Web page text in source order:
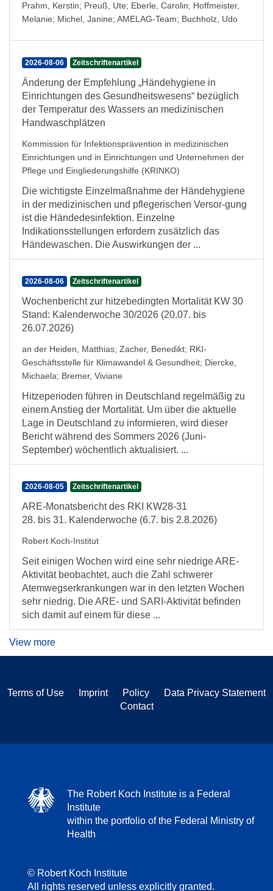
Prahm, Kerstin; Preuß, Ute; Eberle, Carolin; Hoffmeister,
Melanie; Michel, Janine; AMELAG-Team; Buchholz, Udo
2026-08-06 Zeitschriftenartikel
Änderung der Empfehlung „Händehygiene in
Einrichtungen des Gesundheitswesens“ bezüglich
der Temperatur des Wassers an medizinischen
Handwaschplätzen
Kommission für Infektionsprävention in medizinischen
Einrichtungen und in Einrichtungen und Unternehmen der
Pflege und Eingliederungshilfe (KRINKO)
Die wichtigste Einzelmaßnahme der Händehygiene
in der medizinischen und pflegerischen Versor-gung
ist die Händedesinfektion. Einzelne
Indikationsstellungen erfordern zusätzlich das
Händewaschen. Die Auswirkungen der ...
2026-08-06 Zeitschriftenartikel
Wochenbericht zur hitzebedingten Mortalität KW 30
Stand: Kalenderwoche 30/2026 (20.07. bis
26.07.2026)
an der Heiden, Matthias; Zacher, Benedikt; RKI-
Geschäftsstelle für Klimawandel & Gesundheit; Diercke,
Michaela; Bremer, Viviane
Hitzeperioden führen in Deutschland regelmäßig zu
einem Anstieg der Mortalität. Um über die aktuelle
Lage in Deutschland zu informieren, wird dieser
Bericht während des Sommers 2026 (Juni-
September) wöchentlich aktualisiert. ...
2026-08-05 Zeitschriftenartikel
ARE-Monatsbericht des RKI KW28-31
28. bis 31. Kalenderwoche (6.7. bis 2.8.2026)
Robert Koch-Institut
Seit einigen Wochen wird eine sehr niedrige ARE-
Aktivität beobachtet, auch die Zahl schwerer
Atemwegserkrankungen war in den letzten Wochen
sehr niedrig. Die ARE- und SARI-Aktivität befinden
sich damit auf einem für diese ...
View more
Terms of Use Imprint Policy
Data Privacy Statement
Contact
The Robert Koch Institute is a Federal
Institute
within the portfolio of the Federal Ministry of
Health
© Robert Koch Institute
All rights reserved unless explicitly granted.